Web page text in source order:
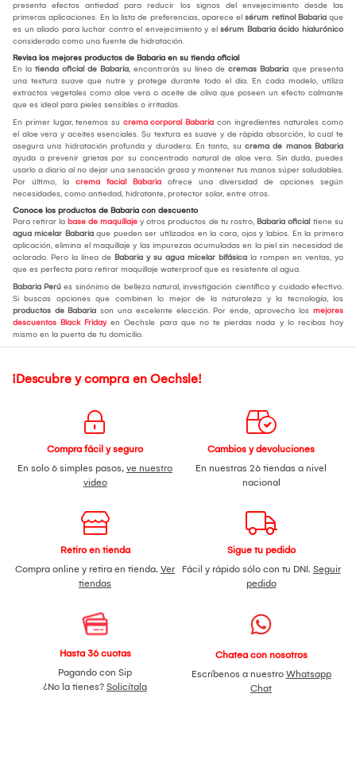
presenta efectos antiedad para reducir los signos del envejecimiento desde las
primeras aplicaciones. En la lista de preferencias, aparece el sérum retinol Babaria que
es un aliado para luchar contra el envejecimiento y el sérum Babaria ácido hialurónico
considerado como una fuente de hidratación.
Revisa los mejores productos de Babaria en su tienda oficial
En la tienda oficial de Babaria, encontrarás su línea de cremas Babaria que presenta
una textura suave que nutre y protege durante todo el día. En cada modelo, utiliza
extractos vegetales como aloe vera o aceite de oliva que poseen un efecto calmante
que es ideal para pieles sensibles o irritadas.
En primer lugar, tenemos su crema corporal Babaria con ingredientes naturales como
el aloe vera y aceites esenciales. Su textura es suave y de rápida absorción, lo cual te
asegura una hidratación profunda y duradera. En tanto, su crema de manos Babaria
ayuda a prevenir grietas por su concentrado natural de aloe vera. Sin duda, puedes
usarlo a diario al no dejar una sensación grasa y mantener tus manos súper saludables.
Por último, la crema facial Babaria ofrece una diversidad de opciones según
necesidades, como antiedad, hidratante, protector solar, entre otros.
Conoce los productos de Babaria con descuento
Para retirar la base de maquillaje y otros productos de tu rostro, Babaria oficial tiene su
agua micelar Babaria que pueden ser utilizados en la cara, ojos y labios. En la primera
aplicación, elimina el maquillaje y las impurezas acumuladas en la piel sin necesidad de
aclarado. Pero la línea de Babaria y su agua micelar bifásica la rompen en ventas, ya
que es perfecta para retirar maquillaje waterproof que es resistente al agua.
Babaria Perú es sinónimo de belleza natural, investigación científica y cuidado efectivo.
Si buscas opciones que combinen lo mejor de la naturaleza y la tecnología, los
productos de Babaria son una excelente elección. Por ende, aprovecha los mejores
descuentos Black Fridayen Oechsle para que no te pierdas nada y lo recibas hoy
mismo en la puerta de tu domicilio.
¡Descubre y compra en Oechsle!
Compra fácil y seguro
En solo 6 simples pasos, ve nuestro
video
Cambios y devoluciones
En nuestras 26 tiendas a nivel
nacional
Retiro en tienda
Compra online y retira en tienda. Ver
tiendas
Sigue tu pedido
Fácil y rápido sólo con tu DNI. Seguir
pedido
Hasta 36 cuotas
Pagando con Sip
¿No la tienes? Solicítala
Chatea con nosotros
Escríbenos a nuestro Whatsapp
Chat